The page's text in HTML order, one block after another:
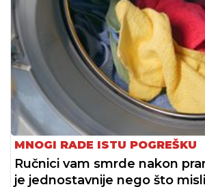
MNOGI RADE ISTU POGREŠKU
Ručnici vam smrde nakon
je jednostavnije nego što